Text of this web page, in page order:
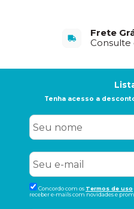
Frete
Tenha acesso a
Concordo com os Termos de uso
receber e-mails com novidades e